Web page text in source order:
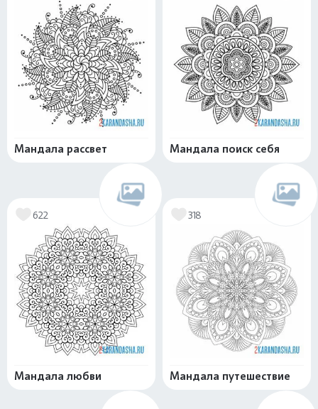
Мандала рассвет Мандала поиск себя
622
Мандала любви
318
Мандала путешествие